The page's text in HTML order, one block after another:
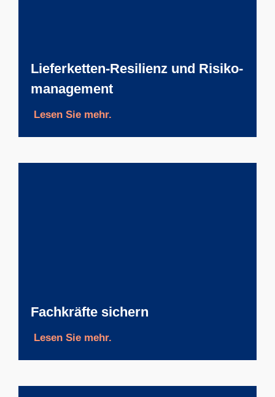
Liefer­ketten-Resilienz und Risiko­
manage­ment
Lesen Sie mehr.
Fach­kräfte sichern
Lesen Sie mehr.